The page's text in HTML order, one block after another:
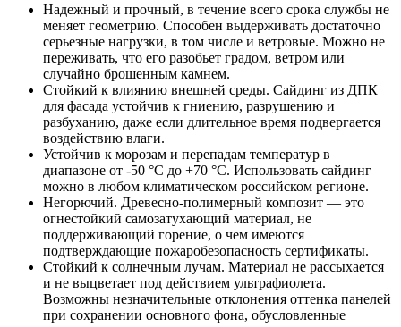
Надежный и прочный, в течение всего срока службы не
меняет геометрию. Способен выдерживать достаточно
серьезные нагрузки, в том числе и ветровые. Можно не
переживать, что его разобьет градом, ветром или
случайно брошенным камнем.
Стойкий к влиянию внешней среды. Сайдинг из ДПК
для фасада устойчив к гниению, разрушению и
разбуханию, даже если длительное время подвергается
воздействию влаги.
Устойчив к морозам и перепадам температур в
диапазоне от -50 °С до +70 °C. Использовать сайдинг
можно в любом климатическом российском регионе.
Негорючий. Древесно-полимерный композит — это
огнестойкий самозатухающий материал, не
поддерживающий горение, о чем имеются
подтверждающие пожаробезопасность сертификаты.
Стойкий к солнечным лучам. Материал не рассыхается
и не выцветает под действием ультрафиолета.
Возможны незначительные отклонения оттенка панелей
при сохранении основного фона, обусловленные